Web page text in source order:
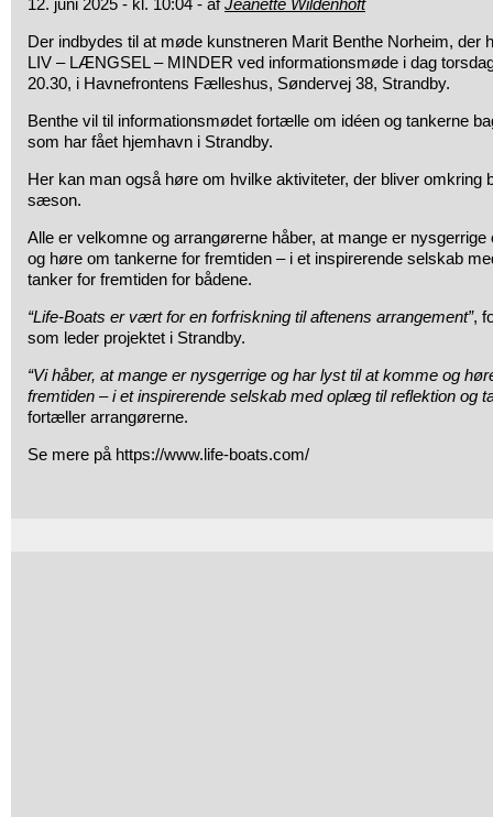
12. juni 2025 - kl. 10:04 - afJeanette Wildenhoft
Der indbydes til at møde kunstneren Marit Benthe Norheim, der
LIV – LÆNGSEL – MINDER ved informationsmøde i dag
20.30, i Havnefrontens Fælleshus, Søndervej 38, Strandby.
Benthe vil til informationsmødet fortælle om idéen og tankerne
som har fået hjemhavn i Strandby.
Her kan man også høre om hvilke aktiviteter, der bliver omkring
sæson.
Alle er velkomne og arrangørerne håber, at mange er
og høre om tankerne for fremtiden – i et inspirerende selskab
tanker for fremtiden for bådene.
“Life-Boats er vært for en forfriskning til aftenens arrangement”,
som leder projektet i Strandby.
“Vi håber, at mange er nysgerrige og har lyst til at komme og
fremtiden – i et inspirerende selskab med oplæg til reflektion og
fortæller arrangørerne.
Se mere på https://www.life-boats.com/